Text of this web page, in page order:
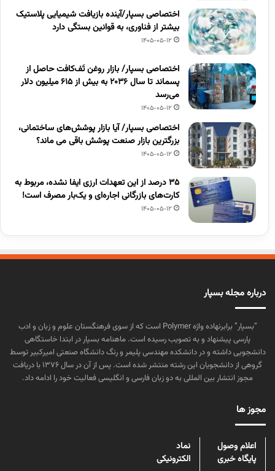
اختصاصی بسپار/آینده بازیافت شیمیایی پلاستیک
بیشتر از فناوری، به قوانین بستگی دارد
1405-05-12
اختصاصی بسپار/ بازار روغن تَف‌کافت حاصل از
پسماند تا سال ۲۰۳۶ به بیش از ۶۱۵ میلیون دلار
می‌رسد
1405-05-12
اختصاصی بسپار/ آیا بازار پوشش‌های ساختمانی،
بزرگترین بازار صنعت پوشش باقی می ماند؟
1405-05-12
۳۵ درصد از این تعهدات ارزی ایفا نشده، مربوط به
کارت‌های بازرگانی اجاره‌ای و یک‌بار مصرف است!
1405-05-12
درباره مجله بسپار
“بسپار” برابرنهاده واژه Polymer است که از سوی فرهنگستان علوم و زبان و ادب
پارسی پیشنهاد و به تصویب رسیده است. ماهنامه بسپار در ابتدا خاستگاهی
دانشجویی داشته و در دانشکده مهندسی پلیمر و رنگ دانشگاه صنعتی امیرکبیر توسط
گروهی از دانشجویان این رشته منتشر شده است. پس از آن در سال ۱۳۷۶ با دریافت
مجوز انتشار بین المللی به دو زبان فارسی و انگلیسی فعالیت خود را ادامه داد.
مجوز ها
اعلام وصول
پایگاه خبری
نماد
الکترونیکی